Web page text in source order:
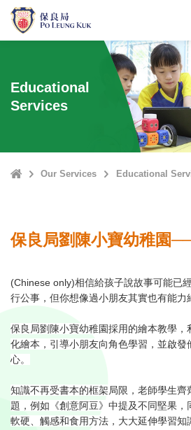
Skip
main
Educational
Services
HomeOur Services Educational
保良局劉陳小寶幼稚園
(Chinese only)相信給孩子說故事可能已
行公事，但你想像過小朋友其實也有能力
保良局劉陳小寶幼稚園採用的繪本教學
化繪本，引導小朋友向⻆色學習，並啟發
心。​
知識不再受書本的框架局限，老師學生齊
題，例如《創意阿豆》中提及不同堅果，
軟硬、觸感和食用方法，大大延伸學習知